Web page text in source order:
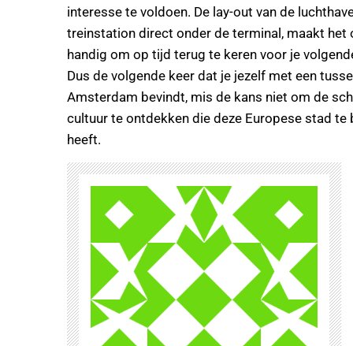
interesse te voldoen. De lay-out van de
treinstation direct onder de terminal, maakt het
handig om op tijd terug te keren voor je
Dus de volgende keer dat je jezelf met een
Amsterdam bevindt, mis de kans niet om de
cultuur te ontdekken die deze Europese stad te
heeft.